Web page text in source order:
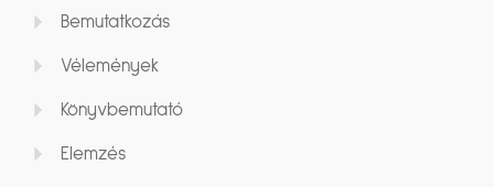
Bemutatkozás
Vélemények
Könyvbemutató
Elemzés